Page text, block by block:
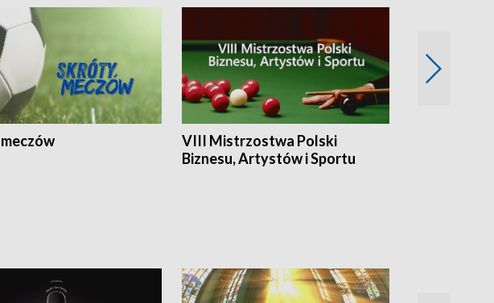
VIII Mistrzostwa Polski
Biznesu, Artystów i Sportu